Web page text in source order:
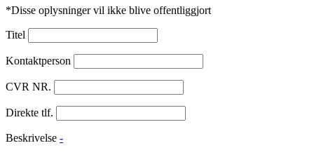
*Disse oplysninger vil ikke blive offentliggjort
Titel
Kontaktperson
CVR NR.
Direkte tlf.
Beskrivelse -